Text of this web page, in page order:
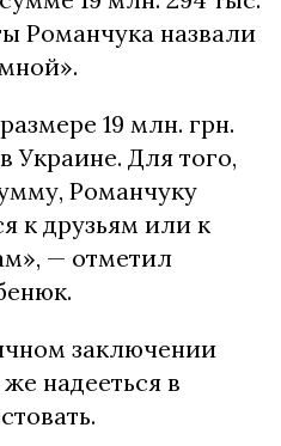
Романчука назвали
19 млн. грн.
Украине. Для того,
Романчуку
к друзьям или к
— отметил
заключении
надееться в